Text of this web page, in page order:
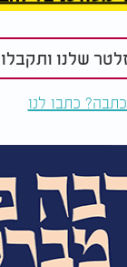
שלנו
כתבו לנו